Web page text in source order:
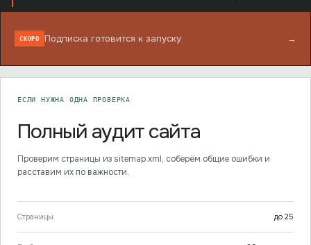
СКОРО Подписка готовится к запуску →
ЕСЛИ НУЖНА ОДНА ПРОВЕРКА
Полный аудит сайта
Проверим страницы из sitemap.xml, соберём общие ошибки и
расставим их по важности.
Страницы до 25